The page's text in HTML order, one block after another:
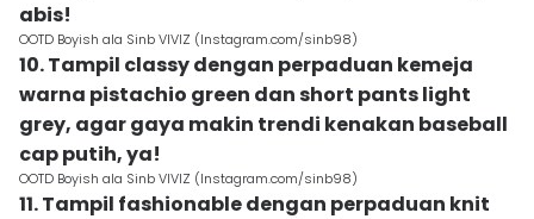
abis!
OOTD Boyish ala Sinb VIVIZ (Instagram.com/sinb98)
10. Tampil classy dengan perpaduan kemeja
warna pistachio green dan short pants light
grey, agar gaya makin trendi kenakan baseball
cap putih, ya!
OOTD Boyish ala Sinb VIVIZ (Instagram.com/sinb98)
11. Tampil fashionable dengan perpaduan knit